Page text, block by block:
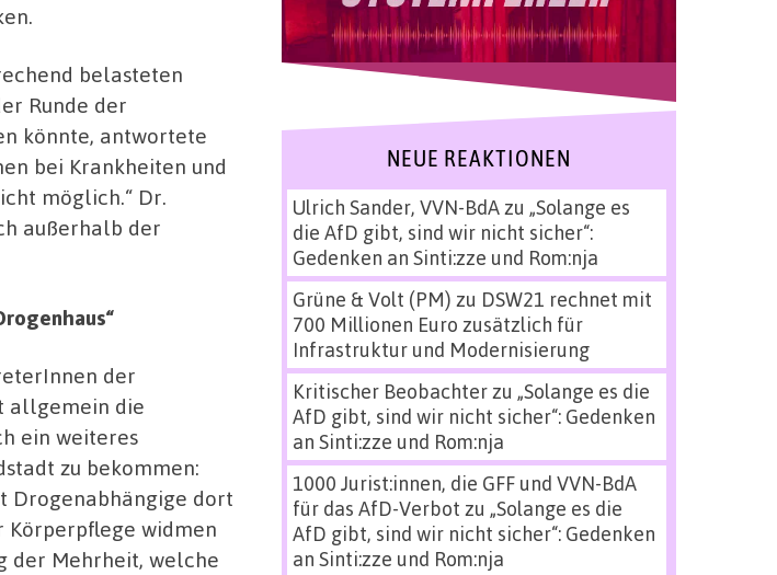
belasteten
Runde der
könnte, antwortete
bei Krankheiten und
möglich.“ Dr.
außerhalb der
der
allgemein die
ein weiteres
zu bekommen:
Drogenabhängige dort
Körperpflege widmen
der Mehrheit, welche
NEUE REAKTIONEN
Ulrich Sander, VVN-BdAzu „Solange es
die AfD gibt, sind wir nicht sicher“:
Gedenken an Sinti:zze und Rom:nja
Grüne & Volt (PM) zu DSW21 rechnet mit
700 Millionen Euro zusätzlich für
Infrastruktur und Modernisierung
Kritischer Beobachterzu „Solange es die
AfD gibt, sind wir nicht sicher“: Gedenken
an Sinti:zze und Rom:nja
1000 Jurist:innen, die GFF und VVN-BdA
für das AfD-Verbot zu „Solange es die
AfD gibt, sind wir nicht sicher“: Gedenken
an Sinti:zze und Rom:nja